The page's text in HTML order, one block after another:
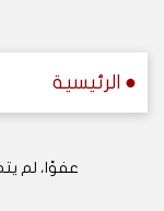
● الرئيسية
عفوًا، لم